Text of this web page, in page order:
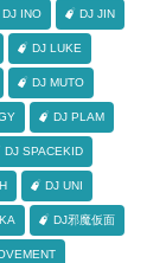
DJ INO DJ JIN
DJ LUKE
DJ MUTO
DJ PLAM
DJ SPACEKID
DJ UNI
DJ邪魔仮面